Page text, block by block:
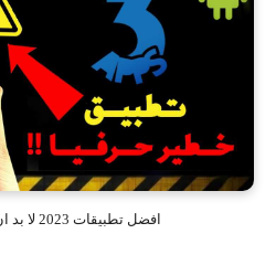
افضل تطبيقات 2023 لا بد ان تكون في هاتفك